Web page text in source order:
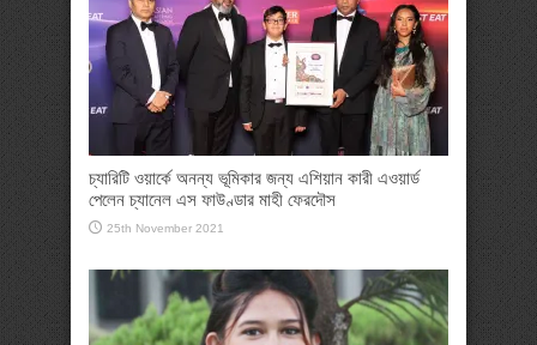
চ্যারিটি ওয়ার্কে অনন্য ভূমিকার জন্য এশিয়ান কারী এওয়ার্ড
পেলেন চ্যানেল এস ফাউণ্ডার মাহী ফেরদৌস
25th November 2021